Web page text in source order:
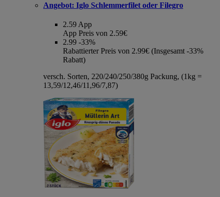
Angebot: Iglo Schlemmerfilet oder Filegro
2.59 App
App Preis von 2.59€
2.99 -33%
Rabattierter Preis von 2.99€ (Insgesamt -33%
Rabatt)
versch. Sorten, 220/240/250/380g Packung, (1kg =
13,59/12,46/11,96/7,87)